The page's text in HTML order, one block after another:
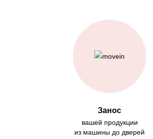
Занос
вашей продукции
из машины до дверей